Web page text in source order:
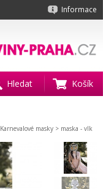
Informace
Hledat Košík
Karnevalové masky > maska - vlk